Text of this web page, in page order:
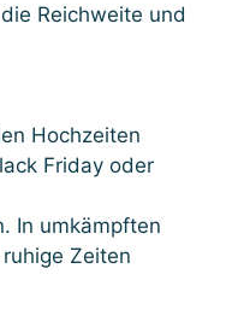
Reichweite und
Hochzeiten
Friday oder
In umkämpften
Zeiten